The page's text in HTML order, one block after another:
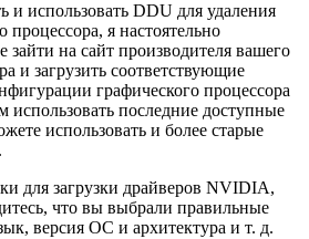
использовать DDU для удаления
процессора, я настоятельно
зайти на сайт производителя вашего
и загрузить соответствующие
графического процессора
последние доступные
использовать и более старые
для загрузки драйверов NVIDIA,
что вы выбрали правильные
версия ОС и архитектура и т. д.